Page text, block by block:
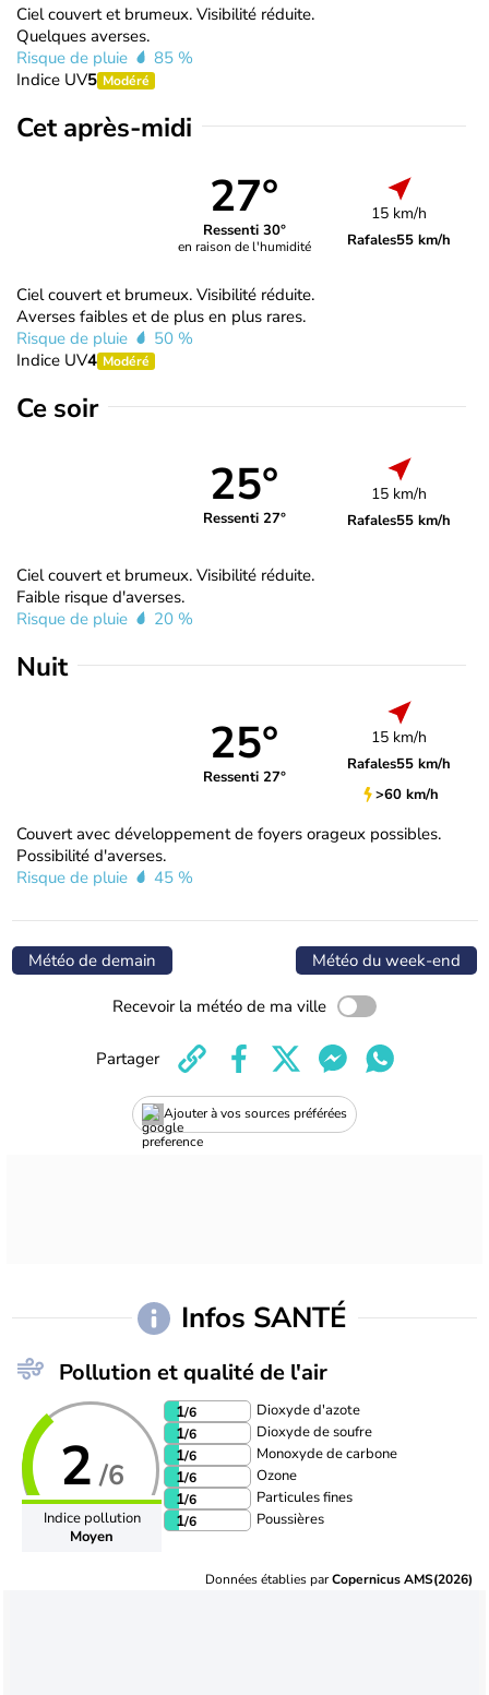
Ciel couvert et brumeux. Visibilité réduite.
Quelques averses.
Risque de pluie
85 %
Indice UV5 Modéré
Cet après-midi
27°
Ressenti 30°
en raison de l'humidité
15 km/h
Rafales55 km/h
Ciel couvert et brumeux. Visibilité réduite.
Averses faibles et de plus en plus rares.
Risque de pluie
50 %
Indice UV4 Modéré
Ce soir
25°
Ressenti 27°
15 km/h
Rafales55 km/h
Ciel couvert et brumeux. Visibilité réduite.
Faible risque d'averses.
Risque de pluie
20 %
Nuit
25°
Ressenti 27°
15 km/h
Rafales55 km/h
>60 km/h
Couvert avec développement de foyers orageux possibles.
Possibilité d'averses.
Risque de pluie
45 %
Météo de demain Météo du week-end
Recevoir la météo de ma ville
Ajouter à vos sources préférées
Partager
Infos SANTÉ
Pollution et qualité de l'air
2 /6
Indice pollution
Moyen
1/6 Dioxyde d'azote
1/6 Dioxyde de soufre
1/6 Monoxyde de carbone
1/6 Ozone
1/6 Particules fines
1/6 Poussières
Données établies parCopernicus AMS(2026)